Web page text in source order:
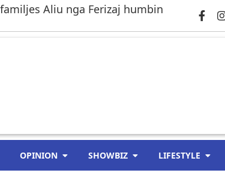
Aliu nga Ferizaj humbin
OPINION SHOWBIZ LIFESTYLE